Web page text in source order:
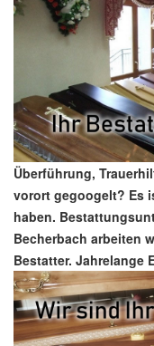
Überführung,
vorort gegoogelt? Es
haben.
Becherbach arbeiten
Bestatter. Jahrelange